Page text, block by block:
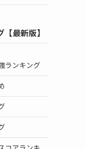
最新版】
ランキング